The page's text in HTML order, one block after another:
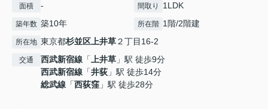
面積 - 間取り 1LDK
築年数 築10年 所在階 1階/2階建
所在地 東京都杉並区 上井草２丁目16-2
交通 西武新宿線 「 上井草 」駅 徒歩9分
西武新宿線 「井荻 」駅 徒歩14分
総武線 「西荻窪 」駅 徒歩28分